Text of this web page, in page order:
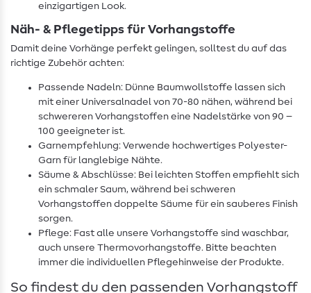
einzigartigen Look.
Näh- & Pflegetipps für Vorhangstoffe
Damit deine Vorhänge perfekt gelingen, solltest du auf das
richtige Zubehör achten:
Passende Nadeln: Dünne Baumwollstoffe lassen sich
mit einer Universalnadel von 70-80 nähen, während bei
schwereren Vorhangstoffen eine Nadelstärke von 90 –
100 geeigneter ist.
Garnempfehlung: Verwende hochwertiges Polyester-
Garn für langlebige Nähte.
Säume & Abschlüsse: Bei leichten Stoffen empfiehlt sich
ein schmaler Saum, während bei schweren
Vorhangstoffen doppelte Säume für ein sauberes Finish
sorgen.
Pflege: Fast alle unsere Vorhangstoffe sind waschbar,
auch unsere Thermovorhangstoffe. Bitte beachten
immer die individuellen Pflegehinweise der Produkte.
So findest du den passenden Vorhangstoff